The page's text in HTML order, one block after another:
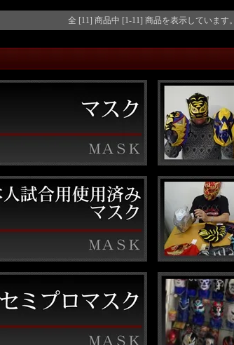
全 [11] 商品中 [1-11] 商品を表示しています